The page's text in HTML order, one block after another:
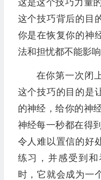
这个技巧背后的目
你是在恢复你的神
法和担忧都不能影
在你第一次闭
这个技巧的目的是
的神经，给你的神
神经每一秒都在得
令人难以置信的好
练习，并感受到
时，它就会成为一